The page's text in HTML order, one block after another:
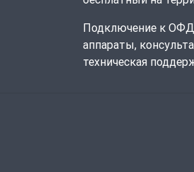
Подключение к
аппараты,
техническая